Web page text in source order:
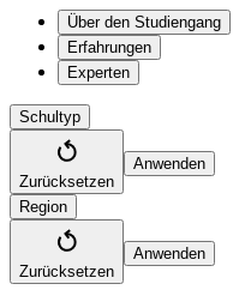
Über den Studiengang
Erfahrungen
Experten
Schultyp
Zurücksetzen
Anwenden
Region
Zurücksetzen
Anwenden